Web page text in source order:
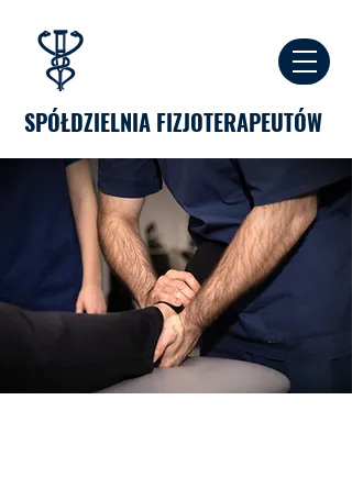
SPÓŁDZIELNIA FIZJOTERAPEUTÓW